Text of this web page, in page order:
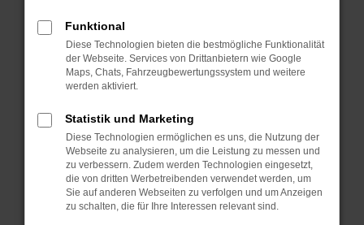
Fenster?
Starte dein Gerät neu.
Das kann manchmal helfen, vorübergehende
Probleme zu beheben.
Betriebssystem auf dem neuesten Stand
sind.
Veraltete Software birgt nicht nur ein
Sicherheitsrisiko, sondern kann auch dazu
führen, dass bestimmte Funktionen nicht mehr
unterstützt werden.
Funktional
Diese Technologien bieten die bestmögliche Funktionalität
der Webseite. Services von Drittanbietern wie Google
Maps, Chats, Fahrzeugbewertungssystem und weitere
werden aktiviert.
Statistik und Marketing
Diese Technologien ermöglichen es uns, die Nutzung der
Webseite zu analysieren, um die Leistung zu messen und
zu verbessern. Zudem werden Technologien eingesetzt,
die von dritten Werbetreibenden verwendet werden, um
Sie auf anderen Webseiten zu verfolgen und um Anzeigen
zu schalten, die für Ihre Interessen relevant sind.